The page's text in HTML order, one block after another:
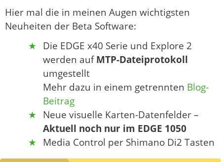
Hier mal die in meinen Augen wichtigsten
Neuheiten der Beta Software:
Die EDGE x40 Serie und Explore 2
werden aufMTP-Dateiprotokoll
umgestellt
Mehr dazu in einem getrennten Blog-
Beitrag
Neue visuelle Karten-Datenfelder –
Aktuell noch nur im EDGE 1050
Media Control per Shimano Di2 Tasten